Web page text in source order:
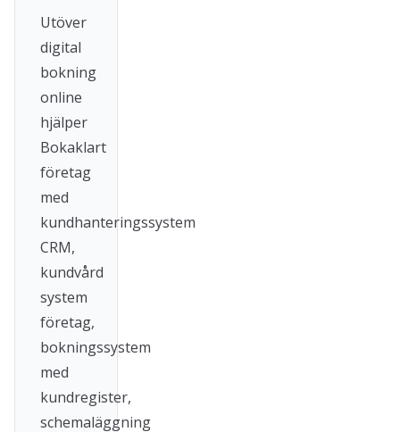
Utöver
digital
bokning
online
hjälper
Bokaklart
företag
med
kundhanteringssystem
CRM,
kundvård
system
företag,
bokningssystem
med
kundregister,
schemaläggning